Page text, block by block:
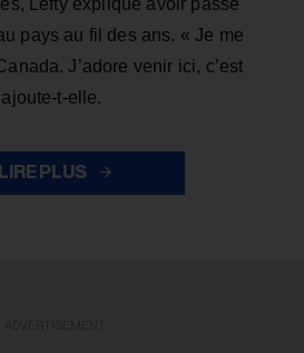
pays au fil des ans. « Je me
J’adore venir ici, c’est
t-elle.
LIRE PLUS